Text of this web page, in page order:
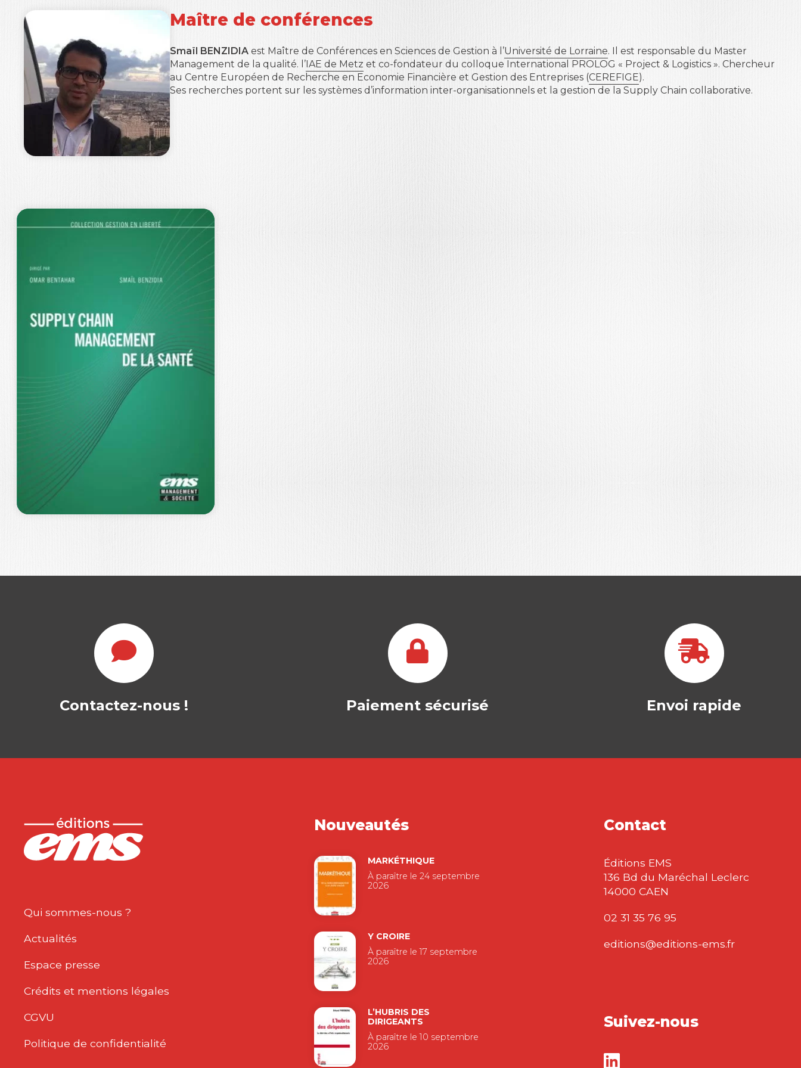
Maître de conférences
Smaïl BENZIDIA est Maître de Conférences en Sciences de Gestion à l’Université de Lorraine. Il est responsable du Master
Management de la qualité. l’IAE de Metz et co-fondateur du colloque International PROLOG « Project & Logistics ». Chercheur
au Centre Européen de Recherche en Economie Financière et Gestion des Entreprises (CEREFIGE).
Ses recherches portent sur les systèmes d’information inter-organisationnels et la gestion de la Supply Chain collaborative.
SUPPLY CHAIN
MANAGEMENT DE
LA SANTÉ
OMAR BENTAHAR|
transformations profondes ses
Contactez-nous ! Paiement sécurisé Envoi rapide
Qui sommes-nous ?
Actualités
Espace presse
Crédits et mentions légales
CGVU
Politique de confidentialité
Nouveautés
MARKÉTHIQUE
À paraître le 24 septembre
2026
Y CROIRE
À paraître le 17 septembre
2026
L’HUBRIS DES
DIRIGEANTS
À paraître le 10 septembre
2026
Contact
Éditions EMS
136 Bd du Maréchal Leclerc
14000 CAEN
02 31 35 76 95
editions@editions-ems.fr
Suivez-nous